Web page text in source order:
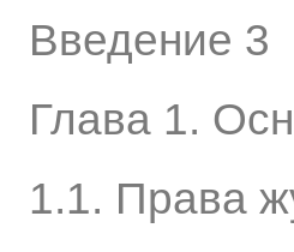
Введение 3
Глава 1.
1.1. Права